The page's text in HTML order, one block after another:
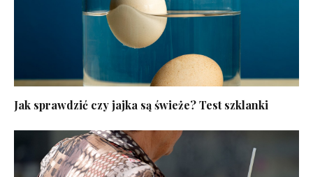
Jak sprawdzić czy jajka są świeże? Test szklanki